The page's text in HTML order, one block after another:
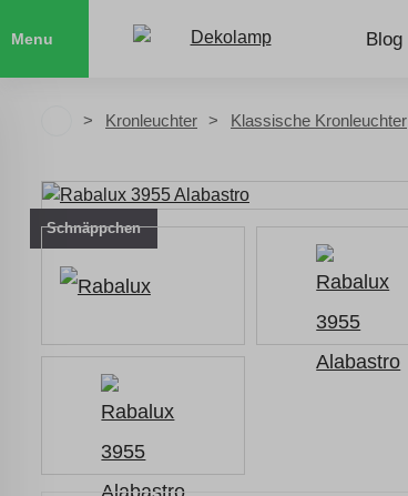
Menu Blog
Kronleuchter Klassische Kronleuchter
Schnäppchen